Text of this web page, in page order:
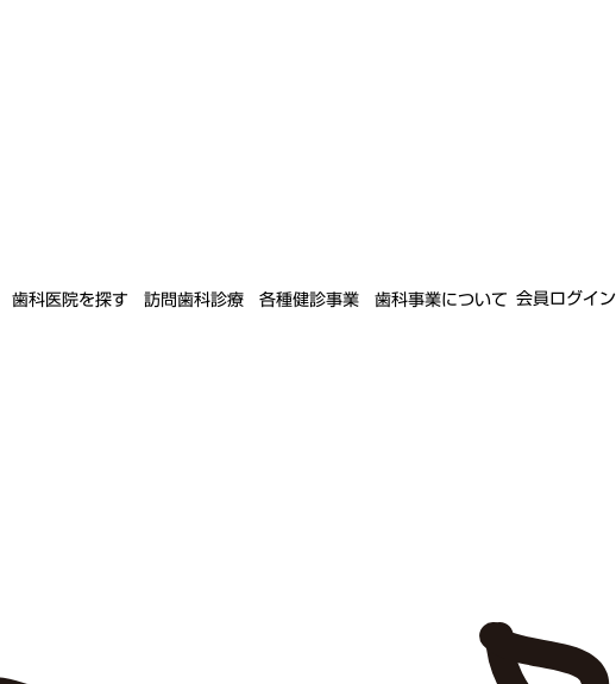
歯科医院を探す 訪問歯科診療 各種健診事業 歯科事業について 会員ログイン